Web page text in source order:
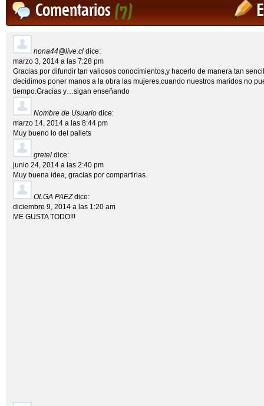
Comentarios(7)
nona44@live.cl dice:
marzo 3, 2014 a las 7:28 pm
Gracias por difundir tan valiosos conocimientos,y hacerlo de manera tan
decidimos poner manos a la obra las mujeres,cuando nuestros maridos no
tiempo.Gracias y…sigan enseñando
Nombre de Usuario dice:
marzo 14, 2014 a las 8:44 pm
Muy bueno lo del pallets
gretel dice:
junio 24, 2014 a las 2:40 pm
Muy buena idea, gracias por compartirlas.
OLGA PAEZ dice:
diciembre 9, 2014 a las 1:20 am
ME GUSTA TODO!!!